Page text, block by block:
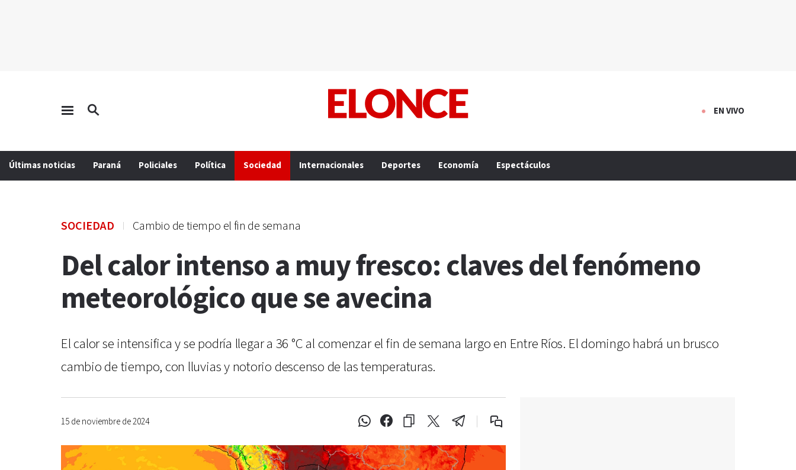
EN VIVO
Últimas noticias Paraná Policiales Política Sociedad Internacionales Deportes Economía Espectáculos
SOCIEDAD Cambio de tiempo el fin de semana
Del calor intenso a muy fresco: claves del fenómeno
meteorológico que se avecina
El calor se intensifica y se podría llegar a 36 °C al comenzar el fin de semana largo en Entre Ríos. El domingo habrá un brusco
cambio de tiempo, con lluvias y notorio descenso de las temperaturas.
15 de noviembre de 2024